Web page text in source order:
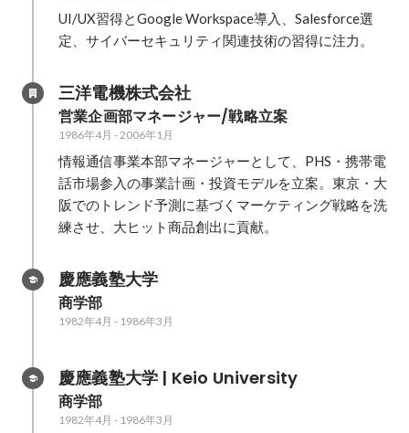
UI/UX習得とGoogle Workspace導入、Salesforce選
定、サイバーセキュリティ関連技術の習得に注力。
三洋電機株式会社
営業企画部マネージャー/戦略立案
1986年4月 - 2006年1月
情報通信事業本部マネージャーとして、PHS・携帯電
話市場参入の事業計画・投資モデルを立案。東京・大
阪でのトレンド予測に基づくマーケティング戦略を洗
練させ、大ヒット商品創出に貢献。
慶應義塾大学
商学部
1982年4月 - 1986年3月
慶應義塾大学 | Keio University
商学部
1982年4月 - 1986年3月